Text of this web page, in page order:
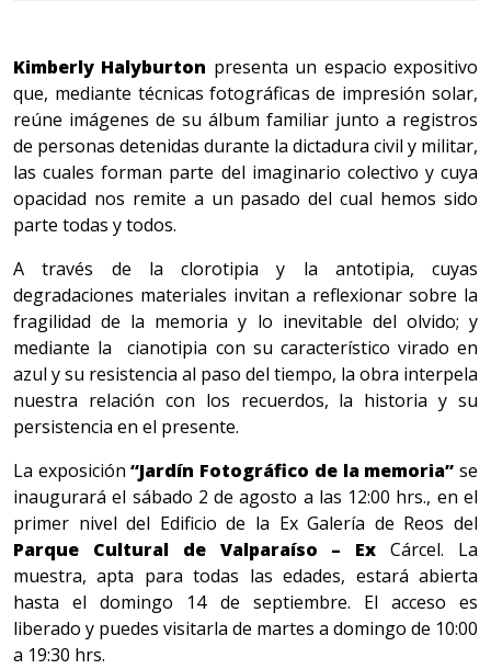
Kimberly Halyburton presenta un espacio expositivo
que, mediante técnicas fotográficas de impresión solar,
reúne imágenes de su álbum familiar junto a registros
de personas detenidas durante la dictadura civil y militar,
las cuales forman parte del imaginario colectivo y cuya
opacidad nos remite a un pasado del cual hemos sido
parte todas y todos.
A través de la
clorotipia y la antotipia, cuyas
degradaciones materiales invitan a reflexionar sobre la
fragilidad de la memoria y lo inevitable del olvido; y
mediante la cianotipia con su característico virado en
azul y su resistencia al paso del tiempo, la obra interpela
nuestra relación con los recuerdos, la historia y su
persistencia en el presente.
La exposición“Jardín Fotográfico de la memoria” se
inaugurará el sábado 2 de agosto a las 12:00 hrs., en el
primer nivel del Edificio de la Ex Galería de Reos del
Parque Cultural de Valparaíso – Ex Cárcel. La
muestra, apta para todas las edades, estará abierta
hasta el domingo 14 de septiembre. El acceso es
liberado y puedes visitarla de martes a domingo de 10:00
a 19:30 hrs.